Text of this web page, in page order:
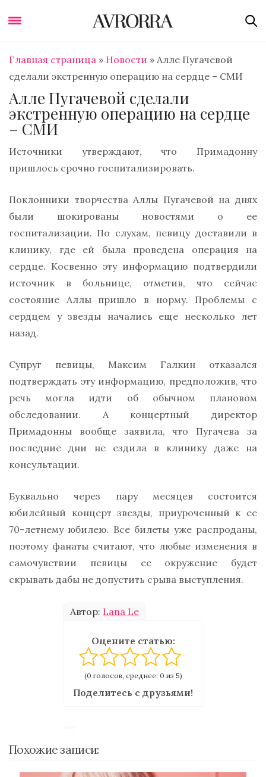
Главная страница » Новости » Алле Пугачевой
сделали экстренную операцию на сердце – СМИ
Алле Пугачевой сделали
экстренную операцию на сердце
– СМИ
Источники утверждают, что Примадонну
пришлось срочно госпитализировать.
Поклонники творчества Аллы Пугачевой на днях
были шокированы новостями о ее
госпитализации. По слухам, певицу доставили в
клинику, где ей была проведена операция на
сердце. Косвенно эту информацию подтвердили
источник в больнице, отметив, что сейчас
состояние Аллы пришло в норму. Проблемы с
сердцем у звезды начались еще несколько лет
назад.
Супруг певицы, Максим Галкин отказался
подтверждать эту информацию, предположив, что
речь могла идти об обычном плановом
обследовании. А концертный директор
Примадонны вообще заявила, что Пугачева за
последние дни не ездила в клинику даже на
консультации.
Буквально через пару месяцев состоится
юбилейный концерт звезды, приуроченный к ее
70-летнему юбилею. Все билеты уже распроданы,
поэтому фанаты считают, что любые изменения в
самочувствии певицы ее окружение будет
скрывать дабы не допустить срыва выступления.
Автор: Lana Le
Оцените статью:
(0 голосов, среднее: 0 из 5)
Поделитесь с друзьями!
Похожие записи: